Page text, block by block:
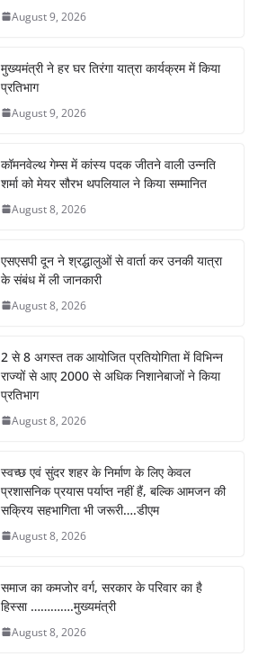
August 9, 2026
मुख्यमंत्री ने हर घर तिरंगा यात्रा कार्यक्रम में किया
प्रतिभाग
August 9, 2026
कॉमनवेल्थ गेम्स में कांस्य पदक जीतने वाली उन्नति
शर्मा को मेयर सौरभ थपलियाल ने किया सम्मानित
August 8, 2026
एसएसपी दून ने श्रद्धालुओं से वार्ता कर उनकी यात्रा
के संबंध में ली जानकारी
August 8, 2026
2 से 8 अगस्त तक आयोजित प्रतियोगिता में विभिन्न
राज्यों से आए 2000 से अधिक निशानेबाजों ने किया
प्रतिभाग
August 8, 2026
स्वच्छ एवं सुंदर शहर के निर्माण के लिए केवल
प्रशासनिक प्रयास पर्याप्त नहीं हैं, बल्कि आमजन की
सक्रिय सहभागिता भी जरूरी….डीएम
August 8, 2026
समाज का कमजोर वर्ग, सरकार के परिवार का है
हिस्सा ………….मुख्यमंत्री
August 8, 2026